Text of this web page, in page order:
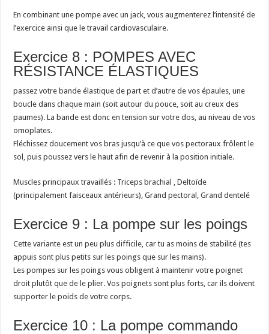
En combinant une pompe avec un jack, vous augmenterez l’intensité de
l’exercice ainsi que le travail cardiovasculaire.
Exercice 8 : POMPES AVEC
RÉSISTANCE ÉLASTIQUES
passez votre bande élastique de part et d’autre de vos épaules, une
boucle dans chaque main (soit autour du pouce, soit au creux des
paumes). La bande est donc en tension sur votre dos, au niveau de vos
omoplates.
Fléchissez doucement vos bras jusqu’à ce que vos pectoraux frôlent le
sol, puis poussez vers le haut afin de revenir à la position initiale.
Muscles principaux travaillés : Triceps brachial , Deltoïde
(principalement faisceaux antérieurs), Grand pectoral, Grand dentelé
Exercice 9 : La pompe sur les poings
Cette variante est un peu plus difficile, car tu as moins de stabilité (tes
appuis sont plus petits sur les poings que sur les mains).
Les pompes sur les poings vous obligent à maintenir votre poignet
droit plutôt que de le plier. Vos poignets sont plus forts, car ils doivent
supporter le poids de votre corps.
Exercice 10 : La pompe commando